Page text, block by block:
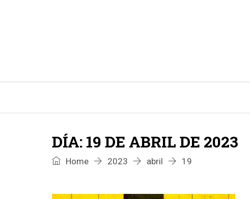
DÍA: 19 DE ABRIL DE 2023
Home 2023 abril 19